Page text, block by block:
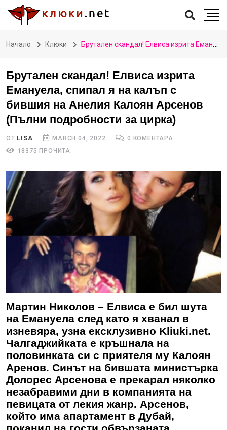
Начало Клюки Брутален скандал! Елвиса изрита Емануела, спипал я на калъп с бившия на Анелия Калоян Арсенов (Пълни подробности за цирка)
Брутален скандал! Елвиса изрита
Емануела, спипал я на калъп с
бившия на Анелия Калоян Арсенов
(Пълни подробности за цирка)
ОТ LISA MARCH 04, 2022
0 КОМЕНТАРА
18375 ПРОЧИТА
Мартин Николов – Елвиса е бил шута
на Емануела след като я хванал в
изневяра, узна ексклузивно Kliuki.net.
Чалгаджийката е кръшнала на
половинката си с приятеля му Калоян
Аренов. Синът на бившата министърка
Долорес Арсенова е прекарал няколко
незабравими дни в компанията на
певицата от лекия жанр. Арсенов,
който има апартамент в Дубай,